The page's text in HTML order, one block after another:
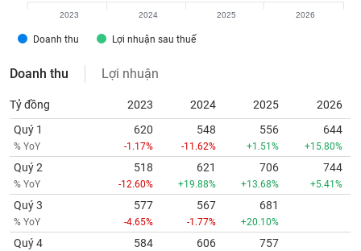
Doanh thu Lợi nhuận sau thuế
2023 2024 2025 2026
Doanh thu Lợi nhuận
Tỷ đồng 2023 2024 2025
2026
Quý 1
% YoY
620
-1.17%
548
-11.62%
556
+1.51%
644
+15.80%
Quý 2
% YoY
518
-12.60%
621
+19.88%
706
+13.68%
744
+5.41%
Quý 3
% YoY
577
-4.65%
567
-1.77%
681
+20.10%
Quý 4 584 606 757